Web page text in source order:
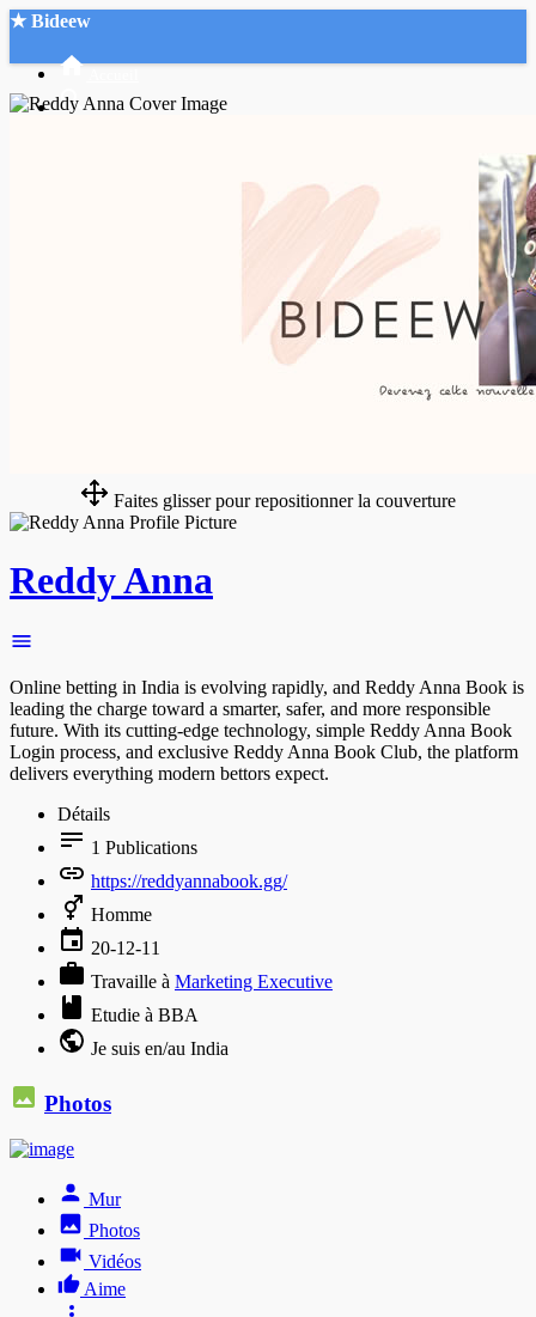
★ Bideew
Faites glisser pour repositionner la couverture
Reddy Anna
Online betting in India is evolving rapidly, and Reddy Anna Book is
leading the charge toward a smarter, safer, and more responsible
future. With its cutting-edge technology, simple Reddy Anna Book
Login process, and exclusive Reddy Anna Book Club, the platform
delivers everything modern bettors expect.
Détails
1 Publications
https://reddyannabook.gg/
Homme
20-12-11
Travaille à Marketing Executive
Etudie à BBA
Je suis en/au India
Photos
Mur
Photos
Vidéos
Aime